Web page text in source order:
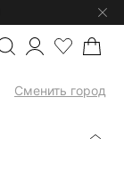
Сменить город